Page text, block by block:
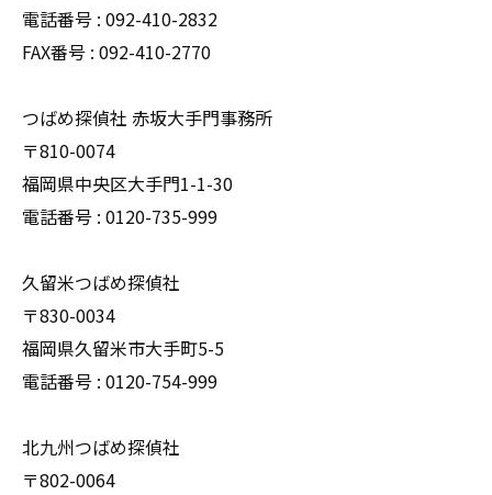
電話番号 : 092-410-2832
FAX番号 : 092-410-2770
つばめ探偵社 赤坂大手門事務所
〒810-0074
福岡県中央区大手門1-1-30
電話番号 : 0120-735-999
久留米つばめ探偵社
〒830-0034
福岡県久留米市大手町5-5
電話番号 : 0120-754-999
北九州つばめ探偵社
〒802-0064